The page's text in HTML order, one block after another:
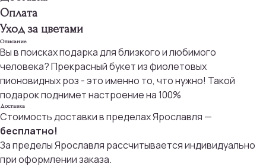
Оплата
Уход за цветами
Описание
Вы в поисках подарка для близкого и любимого
человека? Прекрасный букет из фиолетовых
пионовидных роз - это именно то, что нужно! Такой
подарок поднимет настроение на 100%
Доставка
Стоимость доставки в пределах Ярославля —
бесплатно!
За пределы Ярославля рассчитывается индивидуально
при оформлении заказа.